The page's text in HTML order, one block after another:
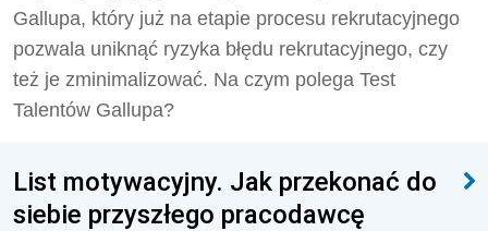
Gallupa, który już na etapie procesu rekrutacyjnego
pozwala uniknąć ryzyka błędu rekrutacyjnego, czy
też je zminimalizować. Na czym polega Test
Talentów Gallupa?
List motywacyjny. Jak przekonać do
siebie przyszłego pracodawcę